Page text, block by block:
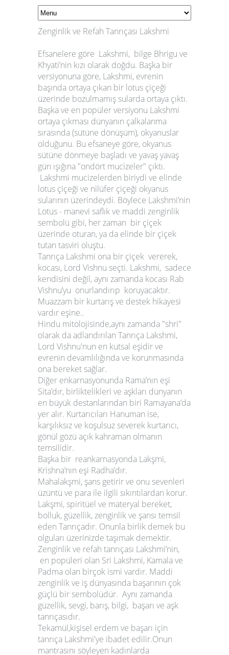
Zenginlik ve Refah Tanrıçası Lakshmi
Efsanelere göre Lakshmi, bilge Bhrigu ve
Khyati’nin kızı olarak doğdu. Başka bir
versiyonuna göre, Lakshmi, evrenin
başında ortaya çıkan bir lotus çiçeği
üzerinde bozulmamış sularda ortaya çıktı.
Başka ve en popüler versiyonu Lakshmi
ortaya çıkması dünyanın çalkalanma
sırasında (sütüne dönüşüm), okyanuslar
olduğunu. Bu efsaneye göre, okyanus
sütüne dönmeye başladı ve yavaş yavaş
gün ışığına "ondört mucizeler" çıktı.
Lakshmi mucizelerden biriydi ve elinde
lotus çiçeği ve nilüfer çiçeği okyanus
sularının üzerindeydi. Böylece Lakshmi’nin
Lotus - manevi saflık ve maddi zenginlik
sembolü gibi, her zaman bir çiçek
üzerinde oturan, ya da elinde bir çiçek
tutan tasviri oluştu.
Tanrıça Lakshmi ona bir çiçek vererek,
kocası, Lord Vishnu seçti. Lakshmi, sadece
kendisini değil, aynı zamanda kocası Rab
Vishnu’yu onurlandırıp koruyacaktır.
Muazzam bir kurtarış ve destek hikayesi
vardır eşine..
Hindu mitolojisinde,aynı zamanda "shri"
olarak da adlandırılan Tanrıça Lakshmi,
Lord Vishnu'nun en kutsal eşidir ve
evrenin devamlılığında ve korunmasında
ona bereket sağlar.
Diğer enkarnasyonunda Rama’nın eşi
Sita’dır, birliktelikleri ve aşkları dünyanın
en büyük destanlarından biri Ramayana’da
yer alır. Kurtarıcıları Hanuman ise,
karşılıksız ve koşulsuz severek kurtarıcı,
gönül gözü açık kahraman olmanın
temsilidir.
Başka bir reankarnasyonda Lakşmi,
Krishna’nın eşi Radha’dır.
Mahalakşmi, şans getirir ve onu sevenleri
üzüntü ve para ile ilgili sıkıntılardan korur.
Lakşmi, spiritüel ve materyal bereket,
bolluk, güzellik, zenginlik ve şansı temsil
eden Tanrıçadır. Onunla birlik demek bu
olguları üzerinizde taşımak demektir.
Zenginlik ve refah tanrıçası Lakshmi’nin,
en popüleri olan Sri Lakshmi, Kamala ve
Padma olan birçok ismi vardır. Maddi
zenginlik ve iş dünyasında başarının çok
güçlü bir sembolüdür. Aynı zamanda
güzellik, sevgi, barış, bilgi, başarı ve aşk
tanrıçasıdır.
Tekamül,kişisel erdem ve başarı için
tanrıça Lakshmi'ye ibadet edilir.Onun
mantrasını söyleyen kadınlarda